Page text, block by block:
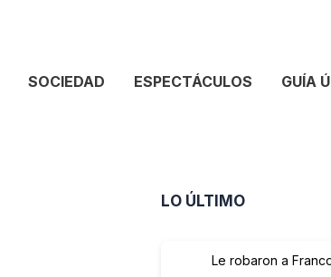
SOCIEDAD ESPECTÁCULOS GUÍA
LO ÚLTIMO
Le robaron a